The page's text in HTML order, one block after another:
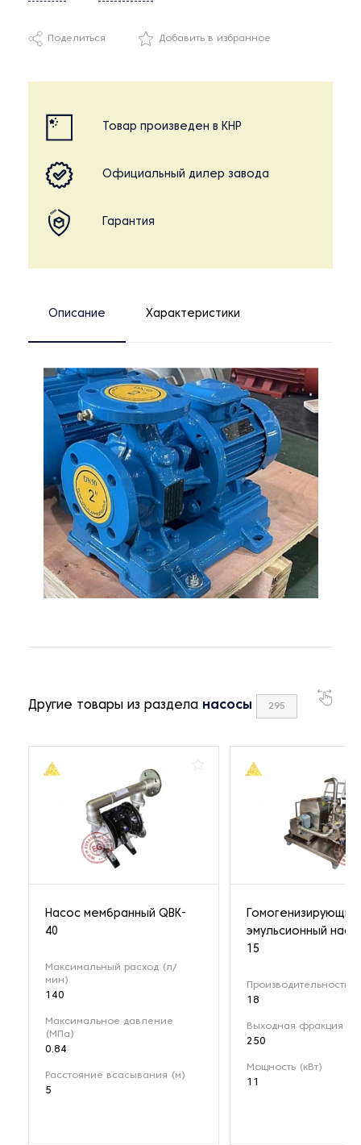
Поделиться Добавить в избранное
Товар произведен в КНР
Официальный дилер завода
Гарантия
Описание Характеристики
Другие товары из раздела насосы 295
Насос мембранный QBK-
40
Максимальный расход (л/
мин)
140
Максимальное давление
(МПа)
0.84
Расстояние всасывания (м)
5
Гомогенизирующий
эмульсионный
15
Производительность
18
Выходная фракция
250
Мощность (кВт)
11